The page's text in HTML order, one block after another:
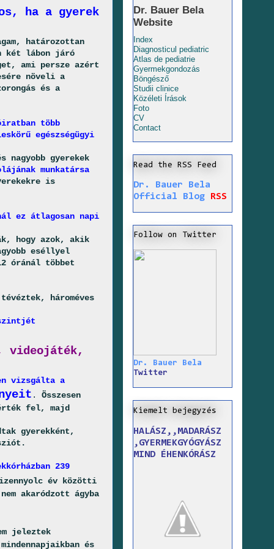
ha a gyerek
határozottan
két lábon járó
ami persze azért
növeli a
és a
több
egészségügyi
gyerekek
munkatársa
is
ez átlagosan napi
hogy azok, akik
eséllyel
óránál többet
hároméves
szintjét
videojáték,
vizsgálta a
. Összesen
fel, majd
gyerekként,
239
év közötti
akaródzott ágyba
jeleztek
és
Dr. Bauer Bela
Website
Index
Diagnosticul pediatric
Atlas de pediatrie
Gyermekgondozás
Böngésző
Studii clinice
Közéleti Írások
Foto
CV
Contact
Read the RSS Feed
Dr. Bauer Bela
Official Blog
RSS
Follow on Twitter
Dr. Bauer Bela
Twitter
Kiemelt bejegyzés
HALÁSZ,,MADARÁSZ
,GYERMEKGYÓGYÁSZ
MIND ÉHENKÓRÁSZ